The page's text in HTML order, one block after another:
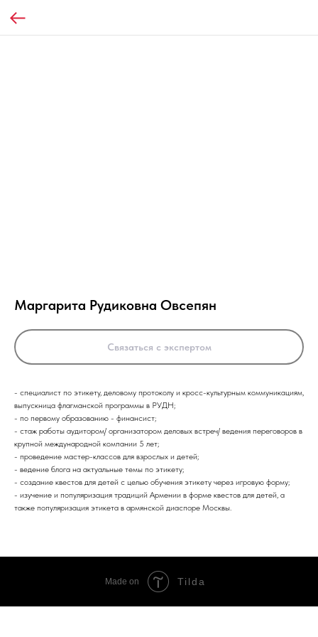
Маргарита Рудиковна Овсепян
Связаться с экспертом
- специалист по этикету, деловому протоколу и кросс-культурным коммуникациям,
выпускница флагманской программы в РУДН;
- по первому образованию - финансист;
- стаж работы аудитором/ организатором деловых встреч/ ведения переговоров в
крупной международной компании 5 лет;
- проведение мастер-классов для взрослых и детей;
- ведение блога на актуальные темы по этикету;
- создание квестов для детей с целью обучения этикету через игровую форму;
- изучение и популяризация традиций Армении в форме квестов для детей, а
также популяризация этикета в армянской диаспоре Москвы.
Made on Tilda